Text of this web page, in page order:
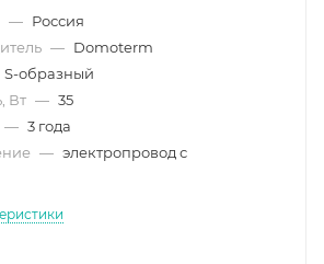
— Россия
— Domoterm
S-образный
Вт — 35
— 3 года
— электропровод с